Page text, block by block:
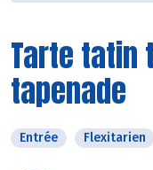
Tarte tatin
tapenade
Entrée Flexitarien